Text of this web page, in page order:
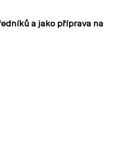
a jako příprava na